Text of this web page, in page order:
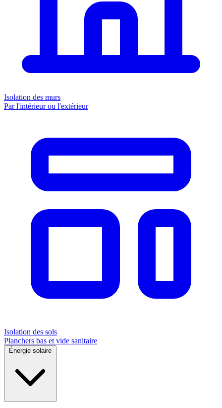
Isolation des murs
Par l'intérieur ou l'extérieur
Isolation des sols
Planchers bas et vide sanitaire